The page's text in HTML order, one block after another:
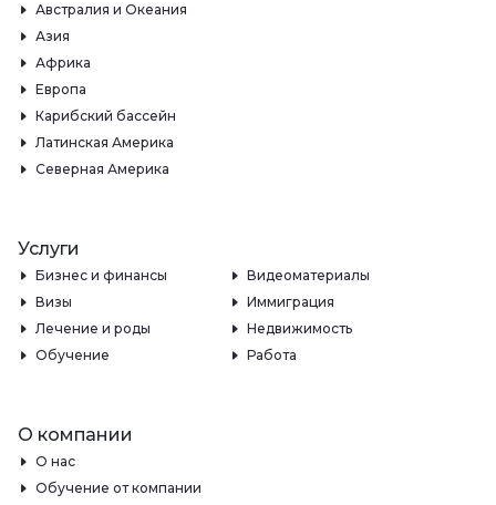
Австралия и Океания
Азия
Африка
Европа
Карибский бассейн
Латинская Америка
Северная Америка
Услуги
Бизнес и финансы
Видеоматериалы
Визы
Иммиграция
Лечение и роды
Недвижимость
Обучение
Работа
О компании
О нас
Обучение от компании